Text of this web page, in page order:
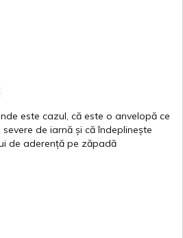
este cazul, că este o anvelopă ce
severe de iarnă și că îndeplinește
de aderență pe zăpadă